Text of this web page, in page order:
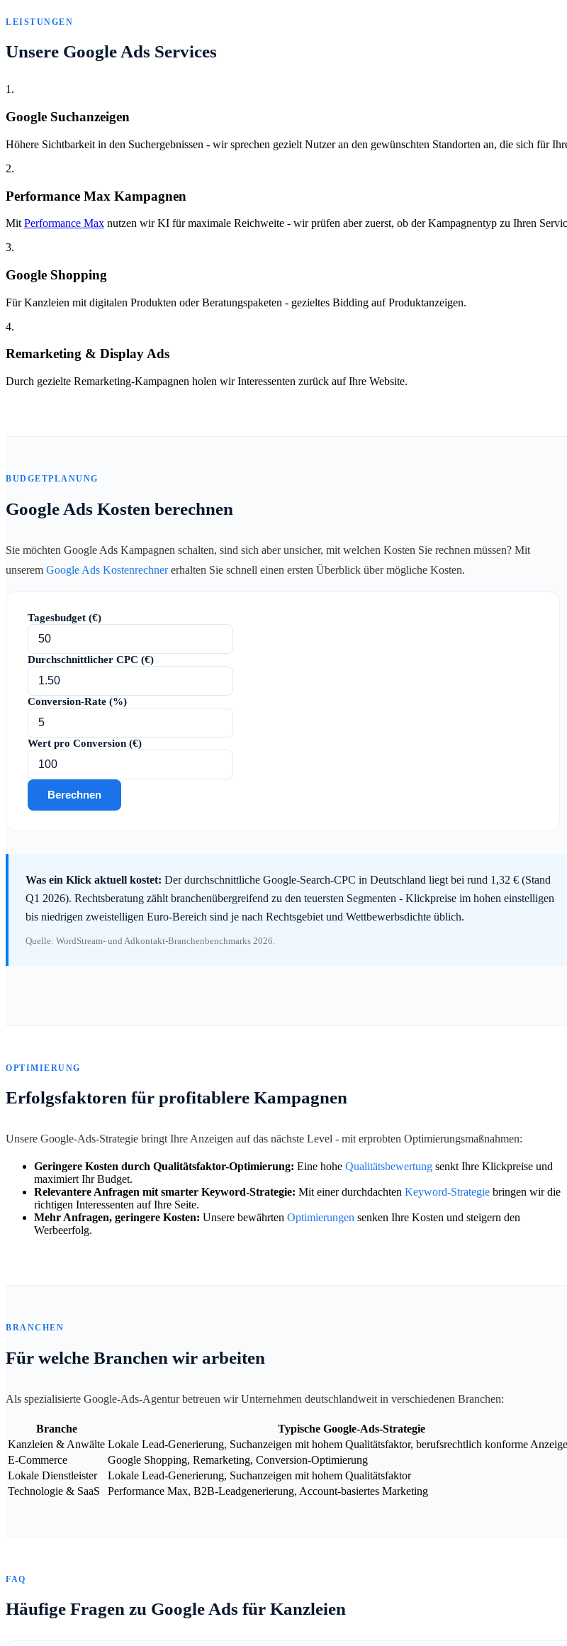
LEISTUNGEN
Unsere Google Ads Services
1.
Google Suchanzeigen
Höhere Sichtbarkeit in den Suchergebnissen - wir sprechen gezielt Nutzer an den gewünschten Standorten an, die sich für
2.
Performance Max Kampagnen
Mit Performance Max nutzen wir KI für maximale Reichweite - wir prüfen aber zuerst, ob der Kampagnentyp zu Ihren
3.
Google Shopping
Für Kanzleien mit digitalen Produkten oder Beratungspaketen - gezieltes Bidding auf Produktanzeigen.
4.
Remarketing & Display Ads
Durch gezielte Remarketing-Kampagnen holen wir Interessenten zurück auf Ihre Website.
BUDGETPLANUNG
Google Ads Kosten berechnen
Sie möchten Google Ads Kampagnen schalten, sind sich aber unsicher, mit welchen Kosten Sie rechnen müssen? Mit
unserem Google Ads Kostenrechnererhalten Sie schnell einen ersten Überblick über mögliche Kosten.
Tagesbudget (€)
Durchschnittlicher CPC (€)
Conversion-Rate (%)
Wert pro Conversion (€)
Berechnen
Was ein Klick aktuell kostet: Der durchschnittliche Google-Search-CPC in Deutschland liegt bei rund 1,32 € (Stand
Q1 2026). Rechtsberatung zählt branchenübergreifend zu den teuersten Segmenten - Klickpreise im hohen einstelligen
bis niedrigen zweistelligen Euro-Bereich sind je nach Rechtsgebiet und Wettbewerbsdichte üblich.
Quelle: WordStream- und Adkontakt-Branchenbenchmarks 2026.
OPTIMIERUNG
Erfolgsfaktoren für profitablere Kampagnen
Unsere Google-Ads-Strategie bringt Ihre Anzeigen auf das nächste Level - mit erprobten Optimierungsmaßnahmen:
Geringere Kosten durch Qualitätsfaktor-Optimierung: Eine hohe Qualitätsbewertung senkt Ihre Klickpreise und
maximiert Ihr Budget.
Relevantere Anfragen mit smarter Keyword-Strategie: Mit einer durchdachten Keyword-Strategie bringen wir die
richtigen Interessenten auf Ihre Seite.
Mehr Anfragen, geringere Kosten: Unsere bewährten Optimierungen senken Ihre Kosten und steigern den
Werbeerfolg.
BRANCHEN
Für welche Branchen wir arbeiten
Als spezialisierte Google-Ads-Agentur betreuen wir Unternehmen deutschlandweit in verschiedenen Branchen:
Branche
Typische Google-Ads-Strategie
Kanzleien & Anwälte Lokale Lead-Generierung, Suchanzeigen mit hohem Qualitätsfaktor, berufsrechtlich konforme
E-Commerce
Google Shopping, Remarketing, Conversion-Optimierung
Lokale Dienstleister
Lokale Lead-Generierung, Suchanzeigen mit hohem Qualitätsfaktor
Technologie & SaaS
Performance Max, B2B-Leadgenerierung, Account-basiertes Marketing
FAQ
Häufige Fragen zu Google Ads für Kanzleien